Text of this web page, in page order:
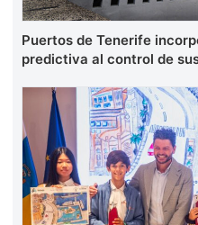
Puertos de Tenerife
predictiva al control de